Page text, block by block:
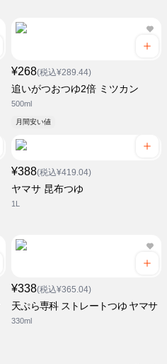
¥268(税込¥289.44)
追いがつおつゆ2倍 ミツカン
500ml
月間安い値
¥388(税込¥419.04)
ヤマサ 昆布つゆ
1L
¥338(税込¥365.04)
天ぷら専科 ストレートつゆ ヤマサ
330ml